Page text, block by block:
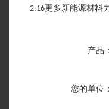
2.16更多新能源材料
产品
您的单位